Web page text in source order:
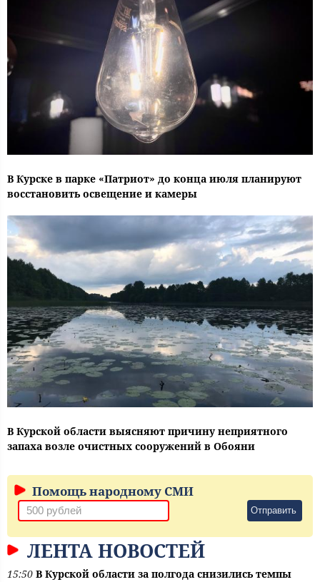
В Курске в парке «Патриот» до конца июля планируют
восстановить освещение и камеры
В Курской области выясняют причину неприятного
запаха возле очистных сооружений в Обояни
Помощь народному СМИ
Отправить
ЛЕНТА НОВОСТЕЙ
15:50 В Курской области за полгода снизились темпы